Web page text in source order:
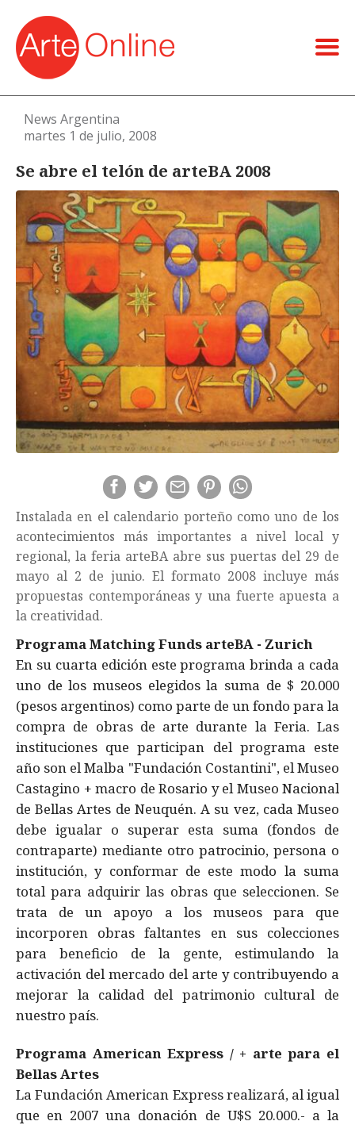
News Argentina
martes 1 de julio, 2008
Se abre el telón de arteBA 2008
Instalada en el calendario porteño como uno de los
acontecimientos más importantes a nivel local y
regional, la feria arteBA abre sus puertas del 29 de
mayo al 2 de junio. El formato 2008 incluye más
propuestas contemporáneas y una fuerte apuesta a
la creatividad.
Programa Matching Funds arteBA - Zurich
En su cuarta edición este programa brinda a cada
uno de los museos elegidos la suma de $ 20.000
(pesos argentinos) como parte de un fondo para la
compra de obras de arte durante la Feria. Las
instituciones que participan del programa este
año son el Malba "Fundación Costantini", el Museo
Castagino + macro de Rosario y el Museo Nacional
de Bellas Artes de Neuquén. A su vez, cada Museo
debe igualar o superar esta suma (fondos de
contraparte) mediante otro patrocinio, persona o
institución, y conformar de este modo la suma
total para adquirir las obras que seleccionen. Se
trata de un apoyo a los museos para que
incorporen obras faltantes en sus colecciones
para beneficio de la gente, estimulando la
activación del mercado del arte y contribuyendo a
mejorar la calidad del patrimonio cultural de
nuestro país.
Programa American Express / + arte para el
Bellas Artes
La Fundación American Express realizará, al igual
que en 2007 una donación de U$S 20.000.- a la